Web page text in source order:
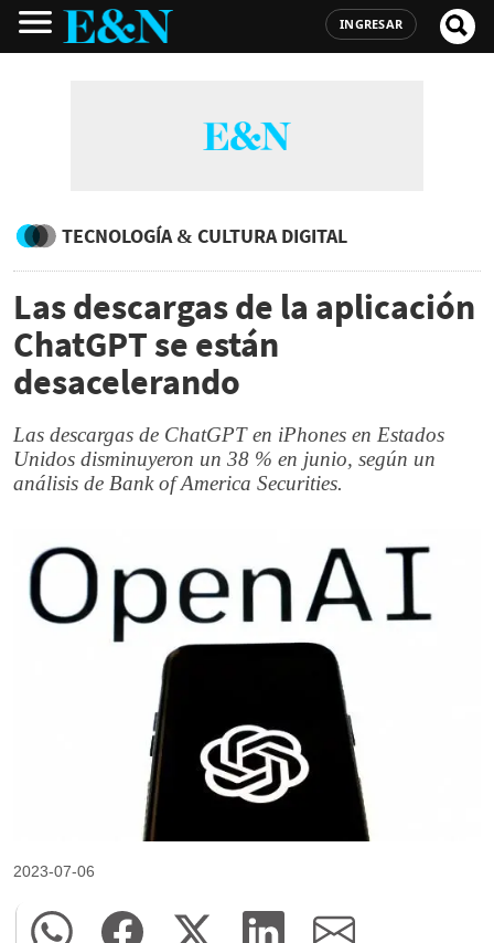
INGRESAR
TECNOLOGÍA & CULTURA DIGITAL
Las descargas de la aplicación
ChatGPT se están
desacelerando
Las descargas de ChatGPT en iPhones en Estados
Unidos disminuyeron un 38 % en junio, según un
análisis de Bank of America Securities.
2023-07-06